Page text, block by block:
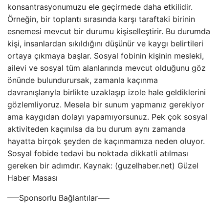
konsantrasyonumuzu ele geçirmede daha etkilidir.
Örneğin, bir toplantı sırasında karşı taraftaki birinin
esnemesi mevcut bir durumu kişiselleştirir. Bu durumda
kişi, insanlardan sıkıldığını düşünür ve kaygı belirtileri
ortaya çıkmaya başlar. Sosyal fobinin kişinin mesleki,
ailevi ve sosyal tüm alanlarında mevcut olduğunu göz
önünde bulundurursak, zamanla kaçınma
davranışlarıyla birlikte uzaklaşıp izole hale geldiklerini
gözlemliyoruz. Mesela bir sunum yapmanız gerekiyor
ama kaygıdan dolayı yapamıyorsunuz. Pek çok sosyal
aktiviteden kaçınılsa da bu durum aynı zamanda
hayatta birçok şeyden de kaçınmamıza neden oluyor.
Sosyal fobide tedavi bu noktada dikkatli atılması
gereken bir adımdır. Kaynak: (guzelhaber.net) Güzel
Haber Masası
—–Sponsorlu Bağlantılar—–